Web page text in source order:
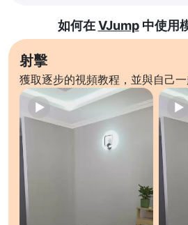
如何在VJump中使用
射擊
獲取逐步的視頻教程，並與自己一